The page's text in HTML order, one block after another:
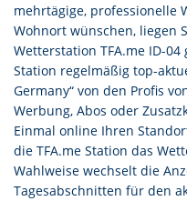
mehrtägige, professionelle
Wohnort wünschen, liegen
Wetterstation TFA.me ID-
Station regelmäßig top-
Germany“ von den Profis
Werbung, Abos oder
Einmal online Ihren
die TFA.me Station das
Wahlweise wechselt die
Tagesabschnitten für den